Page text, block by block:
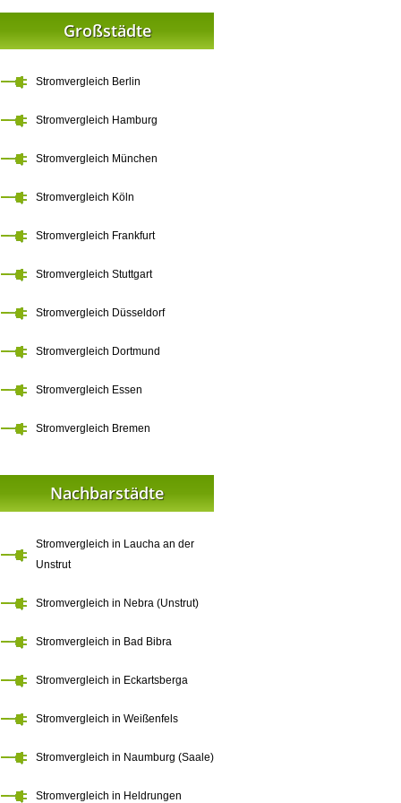
Großstädte
Stromvergleich Berlin
Stromvergleich Hamburg
Stromvergleich München
Stromvergleich Köln
Stromvergleich Frankfurt
Stromvergleich Stuttgart
Stromvergleich Düsseldorf
Stromvergleich Dortmund
Stromvergleich Essen
Stromvergleich Bremen
Nachbarstädte
Stromvergleich in Laucha an der
Unstrut
Stromvergleich in Nebra (Unstrut)
Stromvergleich in Bad Bibra
Stromvergleich in Eckartsberga
Stromvergleich in Weißenfels
Stromvergleich in Naumburg (Saale)
Stromvergleich in Heldrungen